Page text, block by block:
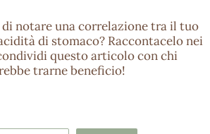
notare una correlazione tra il tuo
di stomaco? Raccontacelo nei
questo articolo con chi
trarne beneficio!